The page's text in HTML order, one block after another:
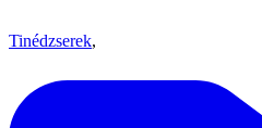
Tinédzserek,